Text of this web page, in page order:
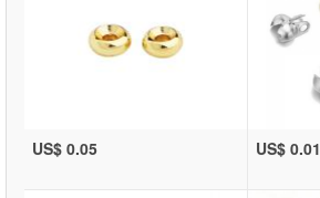
US$ 0.05 US$ 0.01